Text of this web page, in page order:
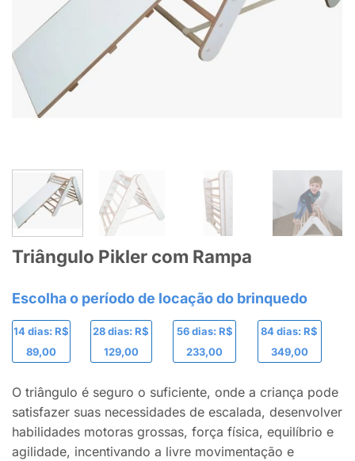
Triângulo Pikler com Rampa
14 dias: R$
89,00
28 dias: R$
129,00
56 dias: R$
233,00
84 dias: R$
349,00
O triângulo é seguro o suficiente, onde a criança pode
satisfazer suas necessidades de escalada, desenvolver
habilidades motoras grossas, força física, equilíbrio e
agilidade, incentivando a livre movimentação e